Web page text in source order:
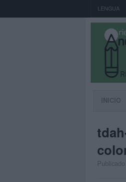
LENGUA
INICIO